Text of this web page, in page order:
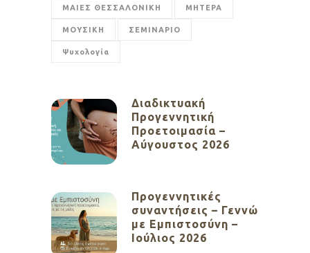
ΜΑΙΕΣ ΘΕΣΣΑΛΟΝΙΚΗ ΜΗΤΕΡΑ
ΜΟΥΣΙΚΗ ΣΕΜΙΝΑΡΙΟ
Ψυχολογία
Διαδικτυακή
Προγεννητική
Προετοιμασία –
Αύγουστος 2026
Προγεννητικές
συναντήσεις – Γεννώ
με Εμπιστοσύνη –
Ιούλιος 2026